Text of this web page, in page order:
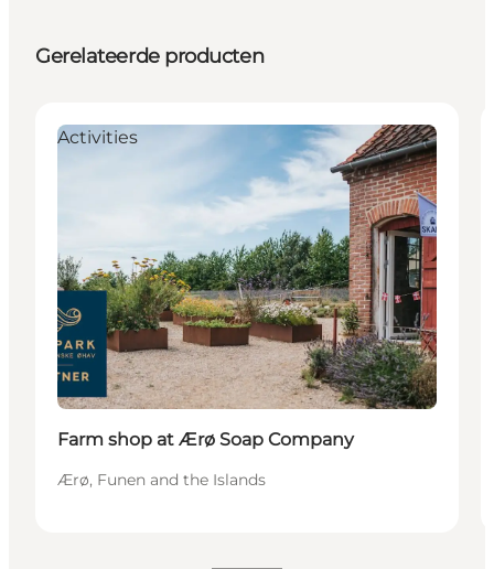
Gerelateerde producten
Activities
Farm shop at Ærø Soap Company
Ærø, Funen and the Islands